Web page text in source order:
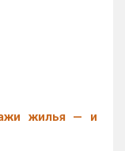
жилья — и